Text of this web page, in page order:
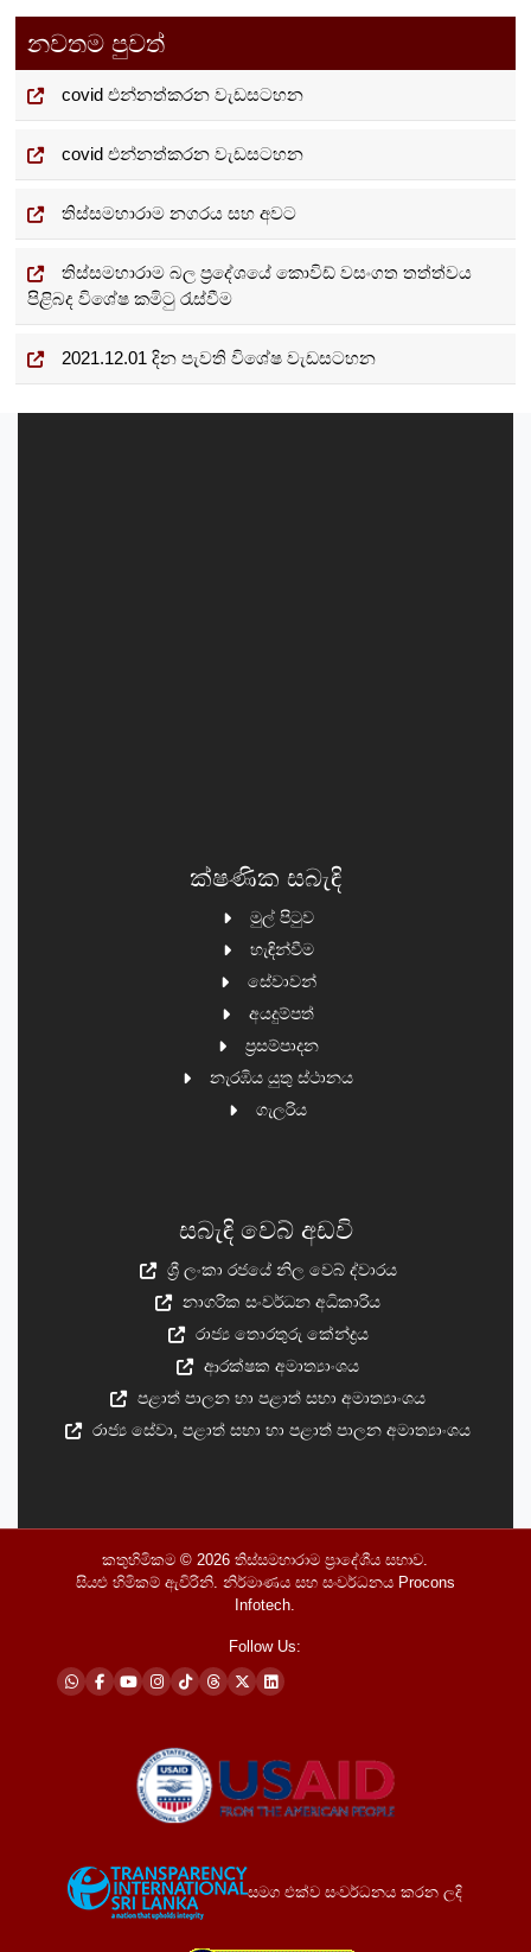
යා
ත්‍
ර
ණ
ය
නවතම පුවත්
covid එන්නත්කරන වැඩසටහන
covid එන්නත්කරන වැඩසටහන
තිස්සමහාරාම නගරය සහ අවට
තිස්සමහාරාම බල ප්‍රදේශයේ කොවිඩ් වසංගත තත්ත්වය
පිළිබද විශේෂ කමිටු රැස්වීම
2021.12.01 දින පැවති විශේෂ වැඩසටහන
ක්ෂණික සබැඳි
මුල් පිටුව
හැඳින්වීම
සේවාවන්
අයදුම්පත්
ප්‍රසම්පාදන
නැරඹිය යුතු ස්ථානය
ගැලරිය
සබැඳි වෙබ් අඩවි
ශ්‍රී ලංකා රජයේ නිල වෙබ් ද්වාරය
නාගරික සංවර්ධන අධිකාරිය
රාජ්‍ය තොරතුරු කේන්ද්‍රය
ආරක්ෂක අමාත්‍යාංශය
පළාත් පාලන හා පළාත් සභා අමාත්‍යාංශය
රාජ්‍ය සේවා, පළාත් සභා හා පළාත් පාලන අමාත්‍යාංශය
කතුහිමිකම © 2026තිස්සමහාරාම ප්‍රාදේශීය සභාව.
සියළු හිමිකම් ඇවිරිනි. නිර්මාණය සහ සංවර්ධනය Procons
Infotech.
Follow Us:
සමග එක්ව සංවර්ධනය කරන ලදි